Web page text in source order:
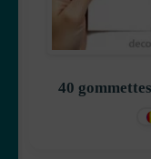
40